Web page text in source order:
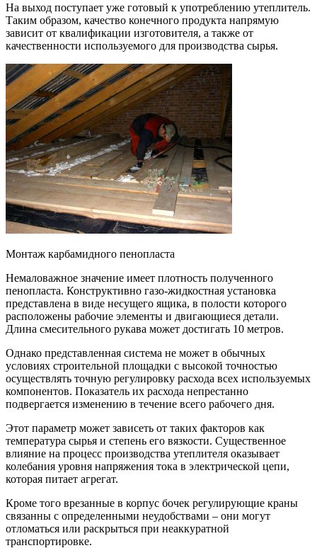
На выход поступает уже готовый к употреблению утеплитель.
Таким образом, качество конечного продукта напрямую
зависит от квалификации изготовителя, а также от
качественности используемого для производства сырья.
Монтаж карбамидного пенопласта
Немаловажное значение имеет плотность полученного
пенопласта. Конструктивно газо-жидкостная установка
представлена в виде несущего ящика, в полости которого
расположены рабочие элементы и двигающиеся детали.
Длина смесительного рукава может достигать 10 метров.
Однако представленная система не может в обычных
условиях строительной площадки с высокой точностью
осуществлять точную регулировку расхода всех используемых
компонентов. Показатель их расхода непрестанно
подвергается изменению в течение всего рабочего дня.
Этот параметр может зависеть от таких факторов как
температура сырья и степень его вязкости. Существенное
влияние на процесс производства утеплителя оказывает
колебания уровня напряжения тока в электрической цепи,
которая питает агрегат.
Кроме того врезанные в корпус бочек регулирующие краны
связанны с определенными неудобствами – они могут
отломаться или раскрыться при неаккуратной
транспортировке.